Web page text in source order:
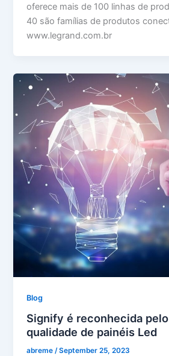
oferece mais de 100 linhas de
40 são famílias de produtos
www.legrand.com.br
Blog
Signify é reconhecida pelo
qualidade de painéis Led
abreme/September 25, 2023